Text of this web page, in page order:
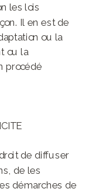
les lois
Il en est de
ou la
ou la
procédé
de diffuser
de les
démarches de